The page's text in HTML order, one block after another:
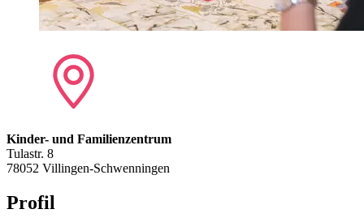
Kinder- und Familienzentrum
Tulastr. 8
78052 Villingen-Schwenningen
Profil